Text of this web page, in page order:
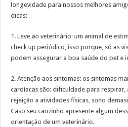
Como preparar o ambiente para a chegada do
longevidade para nossos melhores
dicas:
1. Leve ao veterinário: um animal de
check up periódico, isso porque, só as
podem assegurar a boa saúde do pet e
2. Atenção aos sintomas: os sintomas
cardíacas são: dificuldade para respirar,
rejeição a atividades físicas, sono
Caso seu cãozinho apresente algum
orientação de um veterinário.